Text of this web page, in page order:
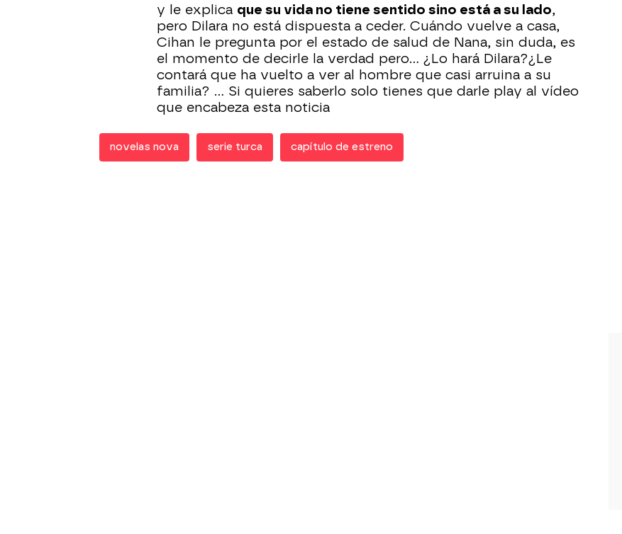
y le explica que su vida no tiene sentido sino está a su lado,
pero Dilara no está dispuesta a ceder. Cuándo vuelve a casa,
Cihan le pregunta por el estado de salud de Nana, sin duda, es
el momento de decirle la verdad pero... ¿Lo hará Dilara?¿Le
contará que ha vuelto a ver al hombre que casi arruina a su
familia? ... Si quieres saberlo solo tienes que darle play al vídeo
que encabeza esta noticia
novelas nova serie turca capítulo de estreno